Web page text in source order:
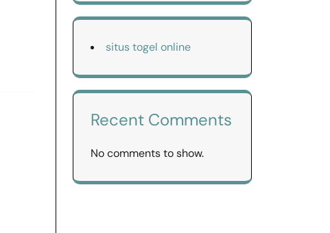
situs togel online
Recent Comments
No comments to show.